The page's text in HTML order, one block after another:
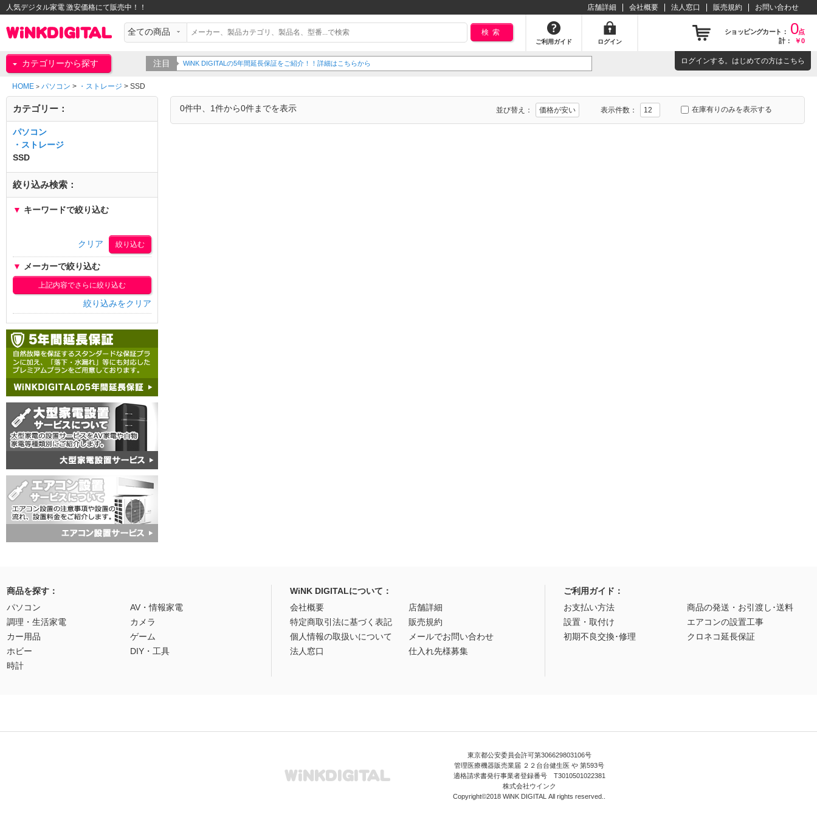
人気デジタル家電 激安価格にて販売中！！ 店舗詳細 会社概要 法人窓口 販売規約 お問い合わせ
検索
ご利用ガイド ログイン
ショッピングカート： 0点
計：
￥0
カテゴリーから探す 注目 WiNK DIGITALの5年間延長保証をご紹介！！詳細はこちらから ログインする。はじめての方はこちら
HOME > パソコン > ・ストレージ > SSD
0件中、1件から0件までを表示 並び替え： 表示件数： 在庫有りのみを表示する
カテゴリー：
パソコン
・ストレージ
SSD
絞り込み検索：
▼ キーワードで絞り込む
クリア
▼ メーカーで絞り込む
上記内容でさらに絞り込む
絞り込みをクリア
商品を探す：
パソコン
AV・情報家電
調理・生活家電
カメラ
カー用品
ゲーム
ホビー
DIY・工具
時計
WiNK DIGITALについて：
会社概要
店舗詳細
特定商取引法に基づく表記
販売規約
個人情報の取扱いについて
メールでお問い合わせ
法人窓口
仕入れ先様募集
ご利用ガイド：
お支払い方法
商品の発送・お引渡し･送料
設置・取付け
エアコンの設置工事
初期不良交換･修理
クロネコ延長保証
東京都公安委員会許可第306629803106号
管理医療機器販売業届 ２２台台健生医 や 第593号
適格請求書発行事業者登録番号 T3010501022381
株式会社ウインク
Copyright©2018 WiNK DIGITAL All rights reserved..